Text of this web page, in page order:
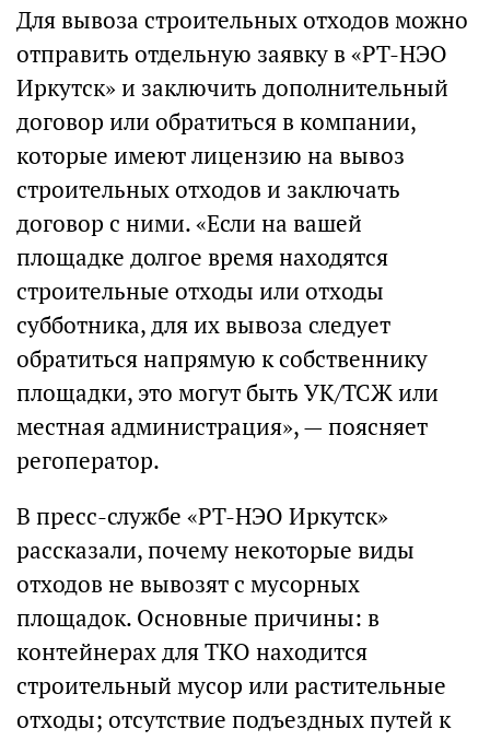
Для вывоза строительных отходов можно
отправить отдельную заявку в «РТ-НЭО
Иркутск» и заключить дополнительный
договор или обратиться в компании,
которые имеют лицензию на вывоз
строительных отходов и заключать
договор с ними. «Если на вашей
площадке долгое время находятся
строительные отходы или отходы
субботника, для их вывоза следует
обратиться напрямую к собственнику
площадки, это могут быть УК/ТСЖ или
местная администрация», — поясняет
регоператор.
В пресс-службе «РТ-НЭО Иркутск»
рассказали, почему некоторые виды
отходов не вывозят с мусорных
площадок. Основные причины: в
контейнерах для ТКО находится
строительный мусор или растительные
отходы; отсутствие подъездных путей к